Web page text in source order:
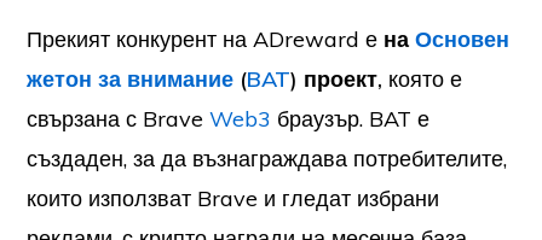
Прекият конкурент на ADreward е наОсновен
жетон за внимание (BAT) проект, която е
свързана с BraveWeb3 браузър. BAT е
създаден, за да възнаграждава потребителите,
които използват Brave и гледат избрани